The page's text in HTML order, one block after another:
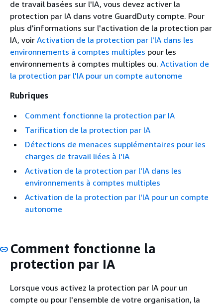
de travail basées sur l'IA, vous devez activer la
protection par IA dans votre GuardDuty compte. Pour
plus d'informations sur l'activation de la protection par
IA, voir Activation de la protection par l'IA dans les
environnements à comptes multiples pour les
environnements à comptes multiples ou. Activation de
la protection par l'IA pour un compte autonome
Rubriques
Comment fonctionne la protection par IA
Tarification de la protection par IA
Détections de menaces supplémentaires pour les
charges de travail liées à l'IA
Activation de la protection par l'IA dans les
environnements à comptes multiples
Activation de la protection par l'IA pour un compte
autonome
Comment fonctionne la
protection par IA
Lorsque vous activez la protection par IA pour un
compte ou pour l'ensemble de votre organisation, la